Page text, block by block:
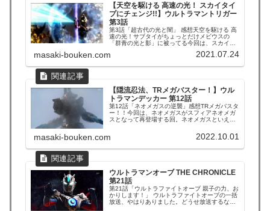
【天空を駆ける 高速の光！ スカイタイ
プにチェンジ!!】ウルトラマントリガー
第3話
第3話「超古代の光と闇」 感想天空を駆ける 高
速の光！サブタイがちょっとだけメビウスの
「群青の光と影」に被ってる今回は、スカイタ
揃いました。スカイタイプへのタイプチェンジ
後に模様全部が変わる演出...
masaki-bouken.com 2021.07.24
【隠流忍法、TRメガバスター！】ウル
トラマンデッカー 第12話
第12話「ネオメガスの逆襲」感想TRメガバスタ
ー！！今回は、ネオメガスがスフィアネオメガ
スとなって再登場する回。ネオメガスといえば
バンで映像が使われたくらいで今回はほぼ脇役
(笑)TPU一般隊員に発破かける姿はカッコよかっ
masaki-bouken.com 2022.10.01
ウルトラマンオーブ THE CHRONICLE
第21話
第21話「ウルトラファイトオーブ 親子の力、お
かりします！」 ウルトラファイトオーブの一括
放送、やはりありました。どうせ放送するな